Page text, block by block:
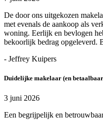
De door ons uitgekozen
met evenals de aankoop als
woning. Eerlijk en bevlogen
bekoorlijk bedrag opgeleverd.
- Jeffrey Kuipers
Duidelijke makelaar (en
3 juni 2026
Een begrijpelijk en